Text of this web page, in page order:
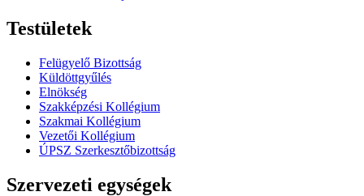
Testületek
Felügyelő Bizottság
Küldöttgyűlés
Elnökség
Szakképzési Kollégium
Szakmai Kollégium
Vezetői Kollégium
ÚPSZ Szerkesztőbizottság
Szervezeti egységek